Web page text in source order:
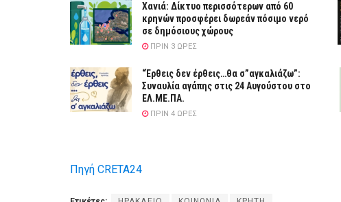
Χανιά: Δίκτυο περισσότερων από 60
κρηνών προσφέρει δωρεάν πόσιμο νερό
σε δημόσιους χώρους
ΠΡΙΝ 3 ΏΡΕΣ
“Έρθεις δεν έρθεις…θα σ”αγκαλιάζω”:
Συναυλία αγάπης στις 24 Αυγούστου στο
ΕΛ.ΜΕ.ΠΑ.
ΠΡΙΝ 4 ΏΡΕΣ
Πηγή CRETA24